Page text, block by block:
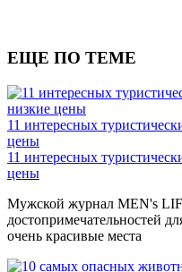
ЕЩЕ ПО ТЕМЕ
11 интересных
цены
11 интересных
цены
Мужской журнал MEN's
достопримечательностей
очень красивые места